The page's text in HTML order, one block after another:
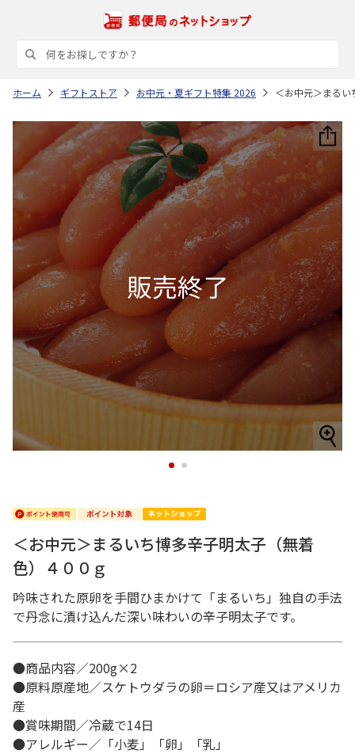
ホーム ギフトストア お中元・夏ギフト特集 2026 ＜お中元＞まる
1 2
＜お中元＞まるいち博多辛子明太子（無着
色）４００ｇ
吟味された原卵を手間ひまかけて「まるいち」独自の手法
で丹念に漬け込んだ深い味わいの辛子明太子です。
●商品内容／200g×2
●原料原産地／スケトウダラの卵＝ロシア産又はアメリカ
産
●賞味期間／冷蔵で14日
●アレルギー／「小麦」「卵」「乳」